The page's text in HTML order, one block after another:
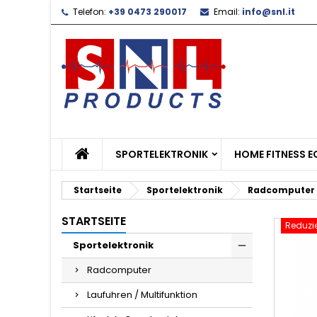
Telefon: +39 0473 290017 Email: info@snl.it
SPORTELEKTRONIK HOME FITNESS
Startseite Sportelektronik Radcomputer
STARTSEITE
Sportelektronik
Radcomputer
Laufuhren / Multifunktion